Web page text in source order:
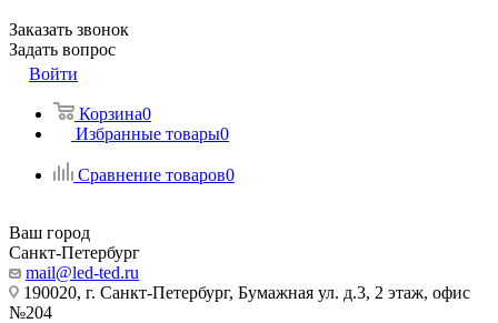
Заказать звонок
Задать вопрос
Войти
Корзина0
Избранные товары0
Сравнение товаров0
Ваш город
Санкт-Петербург
mail@led-ted.ru
190020, г. Санкт-Петербург, Бумажная ул. д.3, 2 этаж, офис
№204